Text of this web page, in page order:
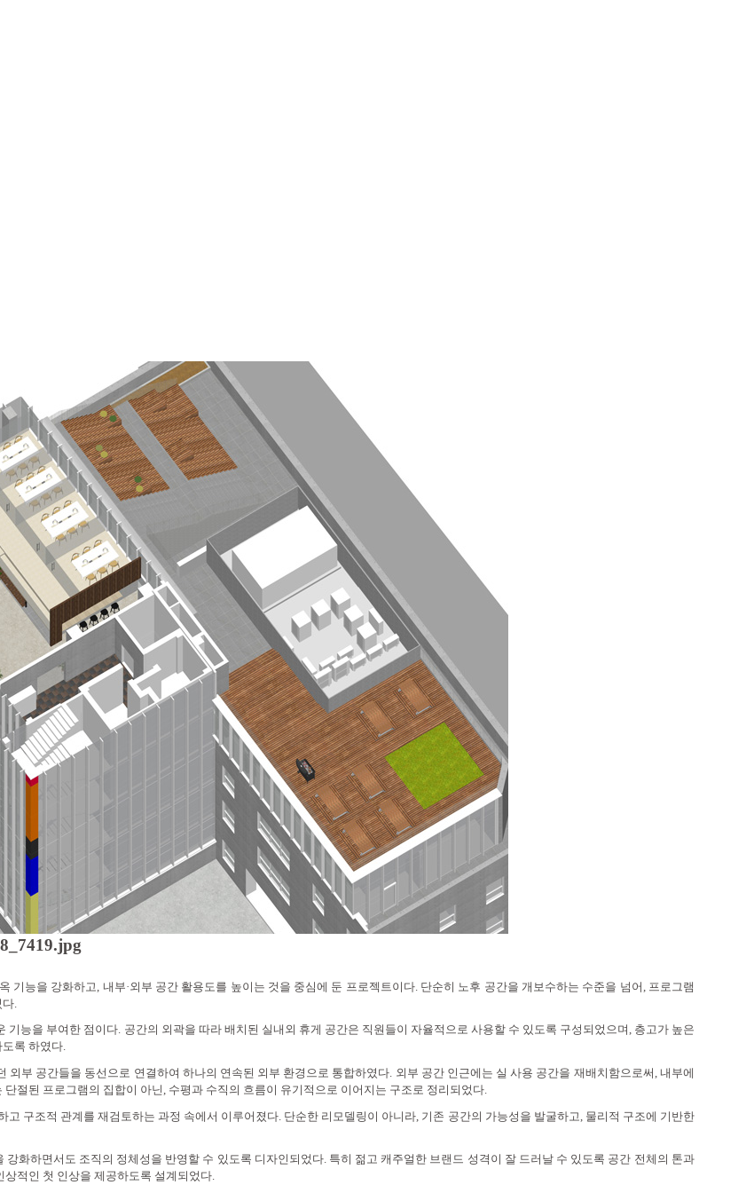
기능을 강화하고 내부·외부 공간 활용도를 높이는 것을 중심에 둔 프로젝트이다. 단순히 노후 공간을 개보수하는 수준을 넘어
프로그램
다
기능을 부여한 점이다. 공간의 외곽을 따라 배치된 실내외 휴게 공간은 직원들이 자율적으로 사용할 수 있도록 구성되었으며, 층고가 높은
록 하였다.
외부 공간들을 동선으로 연결하여 하나의 연속된 외부 환경으로 통합하였다. 외부 공간 인근에는 실 사용 공간을 재배치함으로써, 내부에
단절된 프로그램의 집합이 아닌, 수평과 수직의 흐름이 유기적으로 이어지는 구조로 정리되었다.
고 구조적 관계를 재검토하는 과정 속에서 이루어졌다 단순한 리모델링이 아니라 기존 공간의 가능성을 발굴하고 물리적 구조에 기반한
강화하면서도 조직의 정체성을 반영할 수 있도록 디자인되었다. 특히 젊고 캐주얼한 브랜드 성격이 잘 드러날 수 있도록 공간 전체의 톤과
적인 첫 인상을 제공하도록 설계되었다.